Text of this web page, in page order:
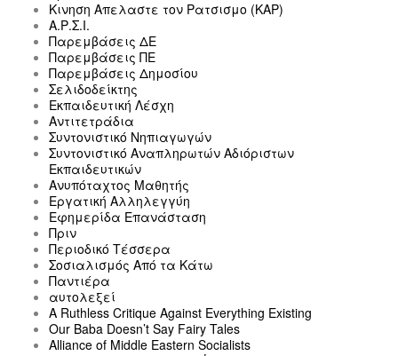
Κινηση Απελαστε τον Ρατσισμο (ΚΑΡ)
Α.Ρ.Σ.Ι.
Παρεμβάσεις ΔΕ
Παρεμβάσεις ΠΕ
Παρεμβάσεις Δημοσίου
Σελιδοδείκτης
Εκπαιδευτική Λέσχη
Αντιτετράδια
Συντονιστικό Νηπιαγωγών
Συντονιστικό Αναπληρωτών Αδιόριστων
Εκπαιδευτικών
Ανυπόταχτος Μαθητής
Εργατική Αλληλεγγύη
Εφημερίδα Επανάσταση
Πριν
Περιοδικό Τέσσερα
Σοσιαλισμός Από τα Κάτω
Παντιέρα
αυτολεξεί
A Ruthless Critique Against Everything Existing
Our Baba Doesn’t Say Fairy Tales
Alliance of Middle Eastern Socialists